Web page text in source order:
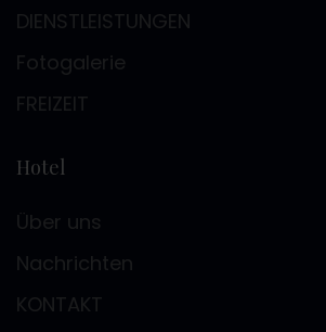
DIENSTLEISTUNGEN
Fotogalerie
FREIZEIT
Hotel
Über uns
Nachrichten
KONTAKT